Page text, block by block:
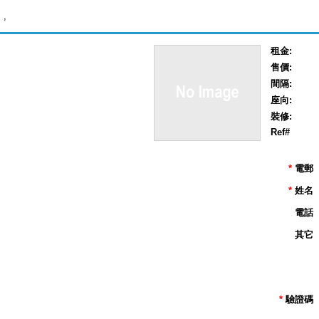
,
租金:
售價:
間隔:
座向:
裝修:
Ref#
* 電郵
* 姓名
電話
其它
* 驗證碼